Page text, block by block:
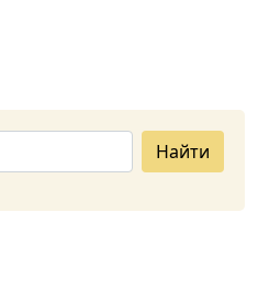
Найти